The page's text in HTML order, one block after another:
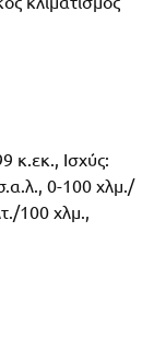
κ.εκ., Ισχύς:
0-100 χλμ./
100 χλμ.,